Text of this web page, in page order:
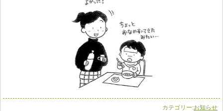
カテゴリー:お知らせ